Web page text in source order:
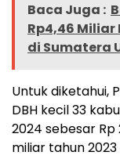
Baca Juga :
Rp4,46
di Sumatera
Untuk diketahui,
DBH kecil 33
2024 sebesar Rp
miliar tahun 2023